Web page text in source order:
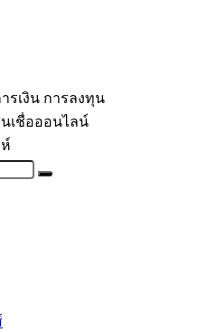
รเงิน การลงทุน
เชื่อออนไลน์